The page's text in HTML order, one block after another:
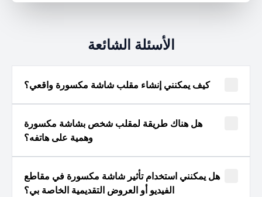
الأسئلة الشائعة
كيف يمكنني إنشاء مقلب شاشة مكسورة واقعي؟
هل هناك طريقة لمقلب شخص بشاشة مكسورة
وهمية على هاتفه؟
هل يمكنني استخدام تأثير شاشة مكسورة في مقاطع
الفيديو أو العروض التقديمية الخاصة بي؟